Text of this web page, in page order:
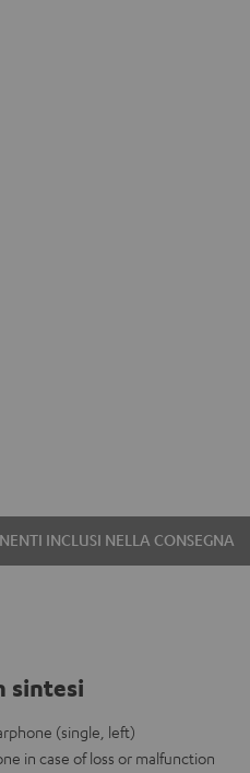
INCLUSI NELLA CONSEGNA
sintesi
(single, left)
in case of loss or malfunction